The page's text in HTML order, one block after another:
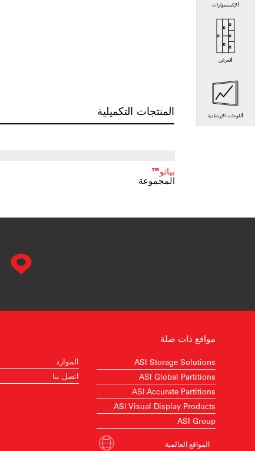
المنتجات التكميلية
بياتو™
المجموعة
الإكسسوارات
الخزائن
اللوحات الإرشادية
الموارد
اتصل بنا
مواقع ذات صلة
ASI Storage Solutions
ASI Global Partitions
ASI Accurate Partitions
ASI Visual Display Products
ASI Group
المواقع العالمية